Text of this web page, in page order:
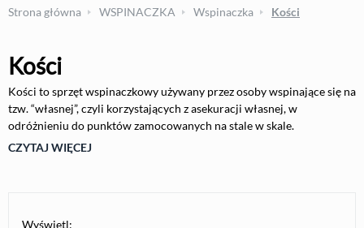
Strona główna WSPINACZKA Wspinaczka Kości
Kości
Kości to sprzęt wspinaczkowy używany przez osoby wspinające się na
tzw. “własnej”, czyli korzystających z asekuracji własnej, w
odróżnieniu do punktów zamocowanych na stale w skale.
CZYTAJ WIĘCEJ
Wyświetl: